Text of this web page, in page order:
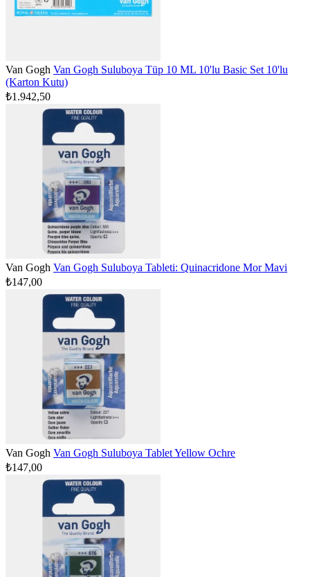
Van Gogh Van Gogh Suluboya Tüp 10 ML 10'lu Basic Set 10'lu
(Karton Kutu)
₺1.942,50
Van Gogh Van Gogh Suluboya Tableti: Quinacridone Mor Mavi
₺147,00
Van Gogh Van Gogh Suluboya Tablet Yellow Ochre
₺147,00